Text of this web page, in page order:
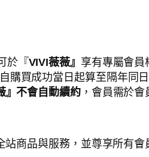
於『 VIVI薇薇』 享有專屬會員
購買成功當日起算至隔年同日
』不會自動續約，會員需於會
商品與服務，並尊享所有會